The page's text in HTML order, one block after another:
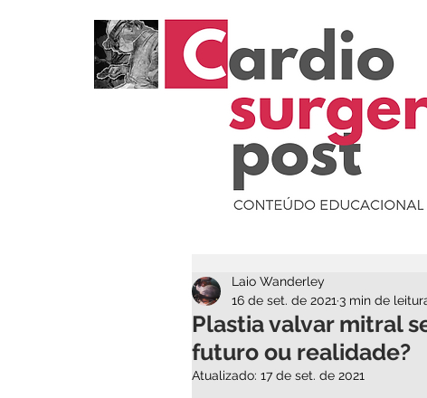
Plastia valvar mitral
futuro ou realidade?
Laio Wanderley
16 de set. de 2021 3 min de
Atualizado: 17 de set. de 2021